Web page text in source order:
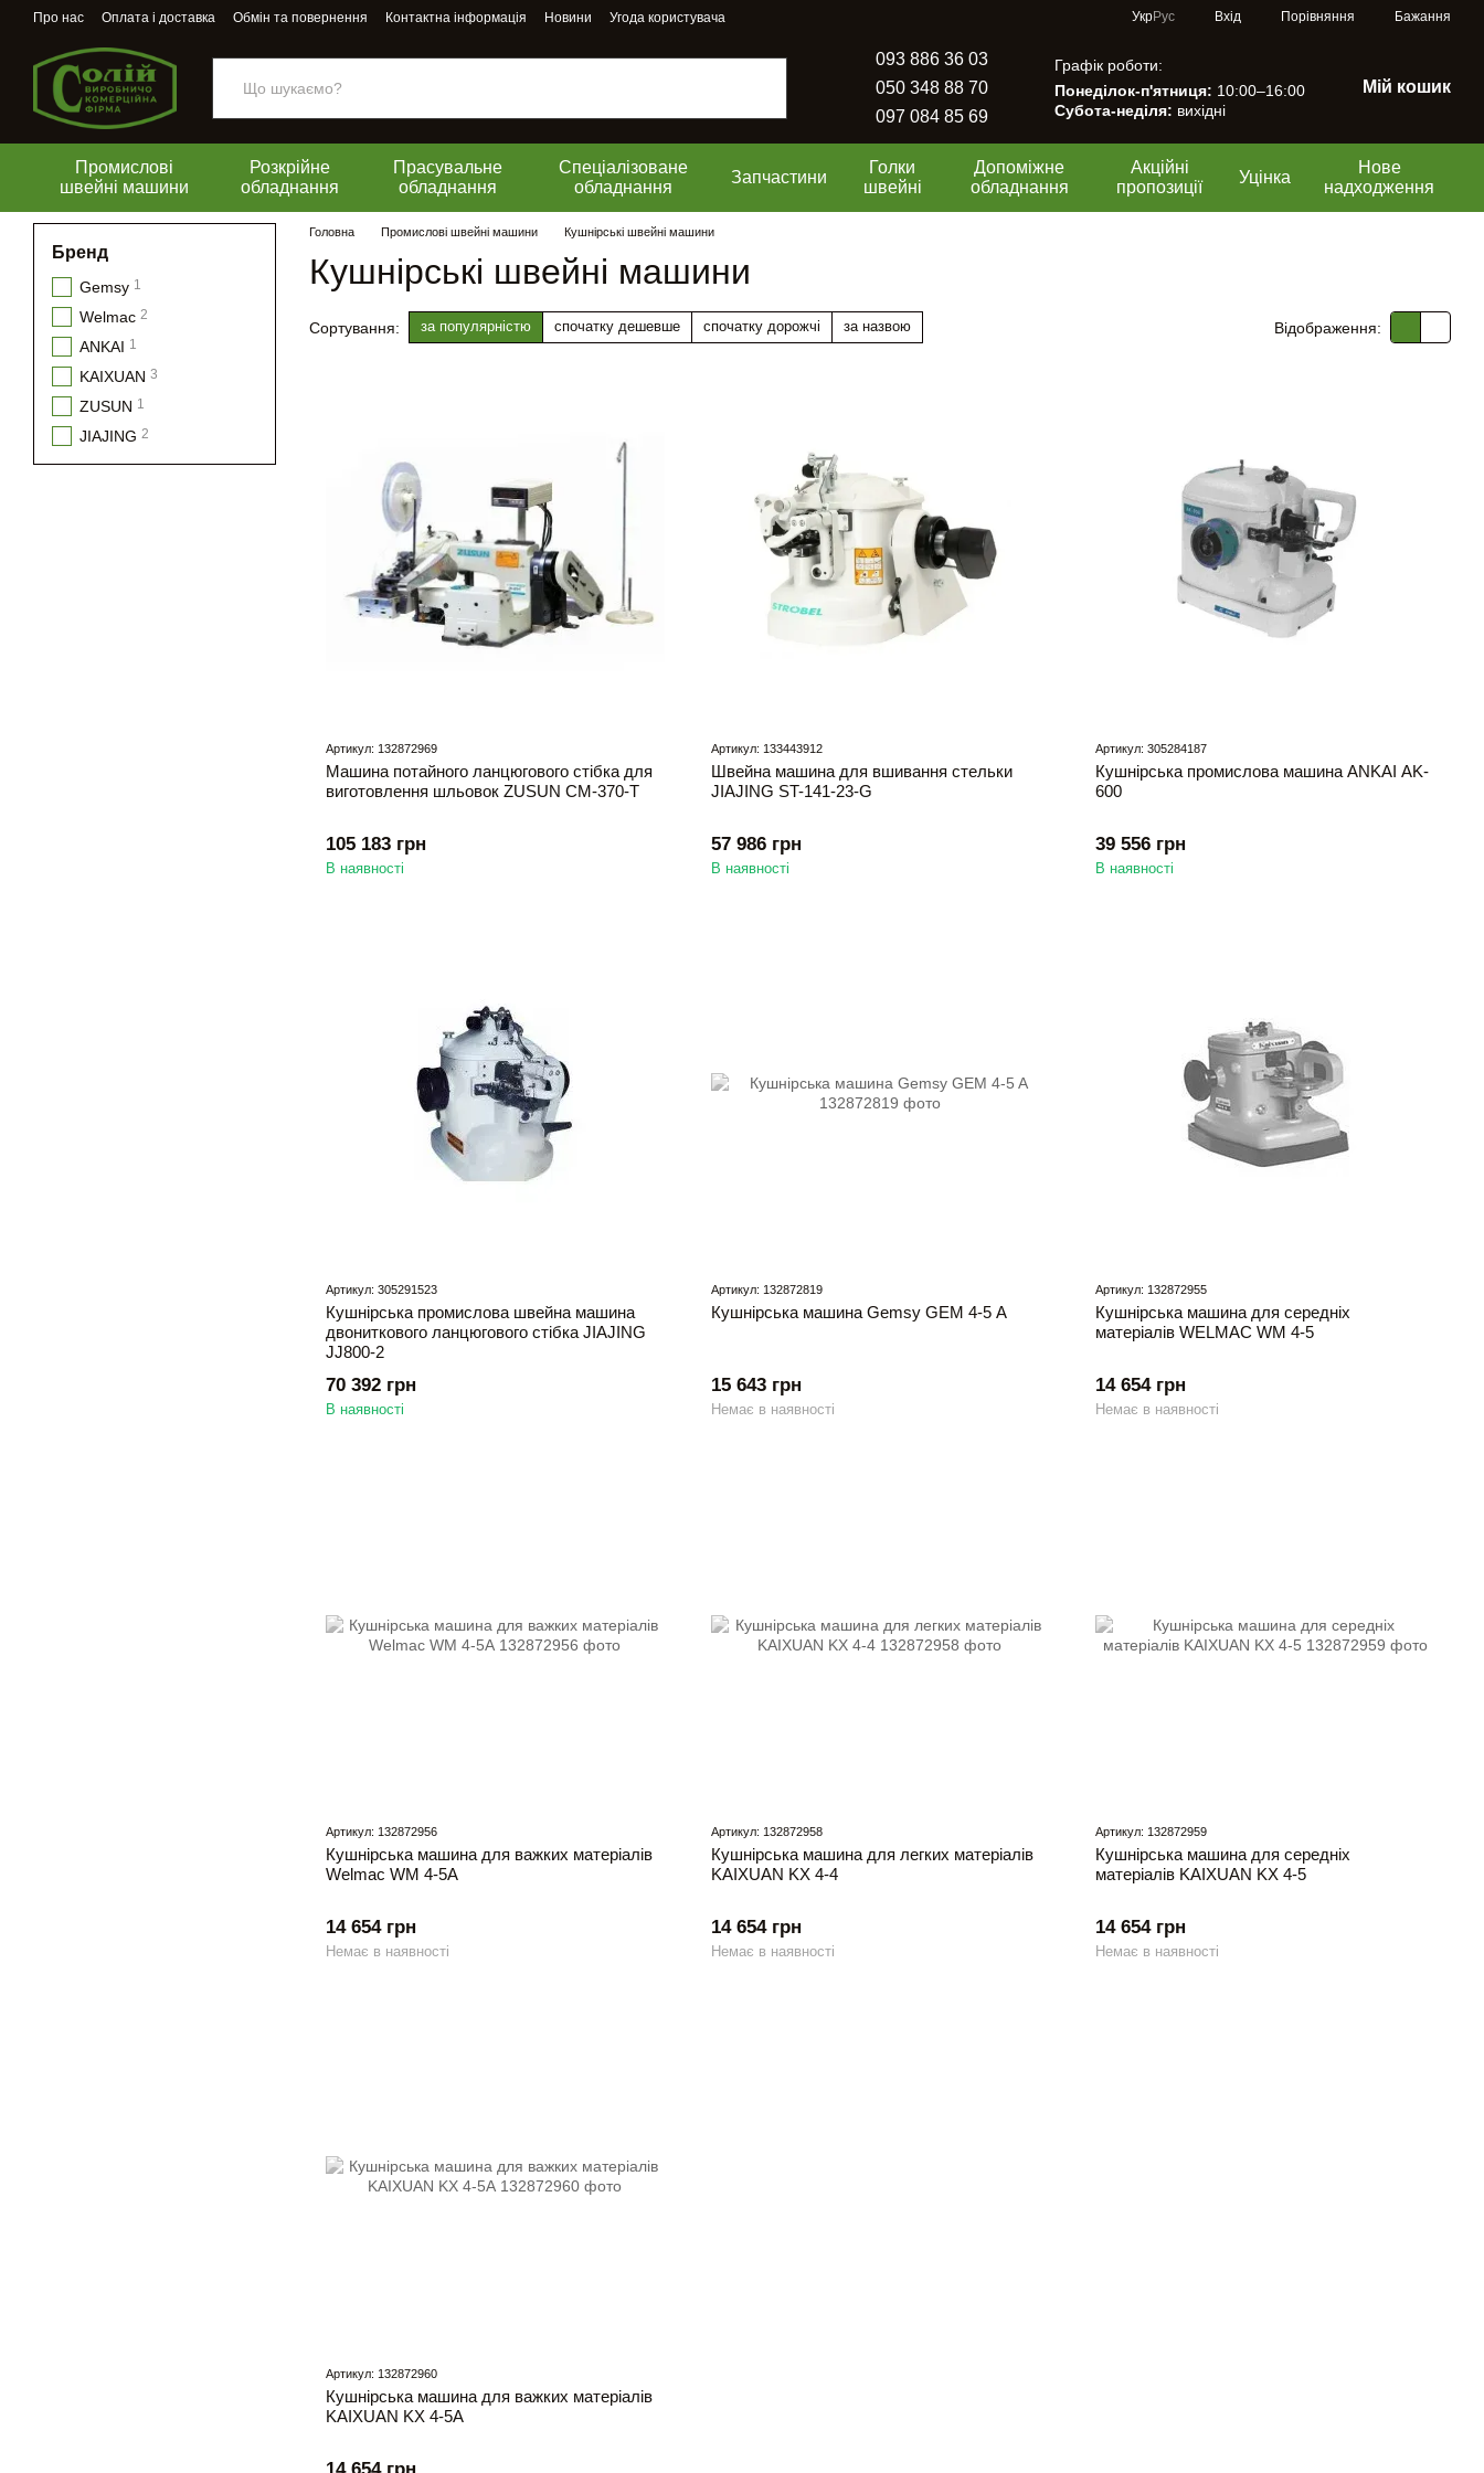
Перейти до основного контенту
Про нас Оплата і доставка Обмін та повернення Контактна інформація Новини Угода користувача УкрРус Вхід Порівняння Бажання
093 886 36 03
050 348 88 70
097 084 85 69
Графік роботи:
Понеділок-п'ятниця: 10:00–16:00
Субота-неділя: вихідні
Мій кошик
Промислові
швейні машини
Розкрійне
обладнання
Прасувальне
обладнання
Спеціалізоване
обладнання
Запчастини
Голки
швейні
Допоміжне
обладнання
Акційні
пропозиції
Уцінка
Нове
надходження
Головна Промислові швейні машини Кушнірські швейні машини
Кушнірські швейні машини
Сортування: за популярністю спочатку дешевше спочатку дорожчі за назвою Відображення:
Артикул: 132872969
Машина потайного ланцюгового стібка для
виготовлення шльовок ZUSUN CM-370-T
105 183 грн
В наявності
Артикул: 133443912
Швейна машина для вшивання стельки
JIAJING ST-141-23-G
57 986 грн
В наявності
Артикул: 305284187
Кушнірська промислова машина ANKAI AK-
600
39 556 грн
В наявності
Артикул: 305291523
Кушнірська промислова швейна машина
двониткового ланцюгового стібка JIAJING
JJ800-2
70 392 грн
В наявності
Артикул: 132872819
Кушнірська машина Gemsy GEM 4-5 A
15 643 грн
Немає в наявності
Артикул: 132872955
Кушнірська машина для середніх
матеріалів WELMAC WM 4-5
14 654 грн
Немає в наявності
Артикул: 132872956
Кушнірська машина для важких матеріалів
Welmac WM 4-5А
14 654 грн
Немає в наявності
Артикул: 132872958
Кушнірська машина для легких матеріалів
KAIXUAN KХ 4-4
14 654 грн
Немає в наявності
Артикул: 132872959
Кушнірська машина для середніх
матеріалів KAIXUAN KХ 4-5
14 654 грн
Немає в наявності
Артикул: 132872960
Кушнірська машина для важких матеріалів
KAIXUAN KХ 4-5А
14 654 грн
Бренд
Gemsy 1
Welmac 2
ANKAI 1
KAIXUAN 3
ZUSUN 1
JIAJING 2